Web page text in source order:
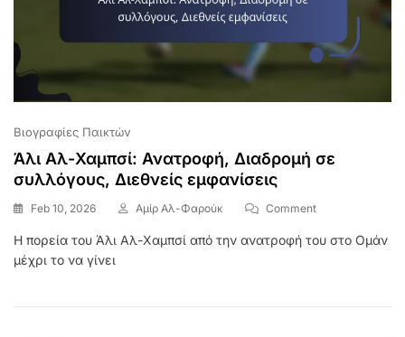
Βιογραφίες Παικτών
Άλι Αλ-Χαμπσί: Ανατροφή, Διαδρομή σε
συλλόγους, Διεθνείς εμφανίσεις
Feb 10, 2026 Αμίρ Αλ-Φαρούκ CommentOn
Αλ-
Σε
Η πορεία του Άλι Αλ-Χαμπσί από την ανατροφή του στο Ομάν
μέχρι το να γίνει